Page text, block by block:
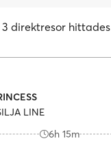
3 direktresor hittades
LINE
6h 15m